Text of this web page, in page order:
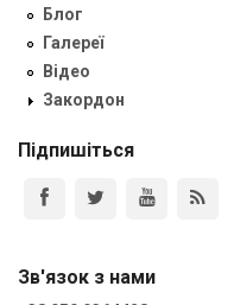
Блог
Галереї
Відео
Закордон
Підпишіться
Зв'язок з нами